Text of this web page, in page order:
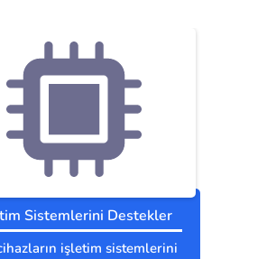
Sistemlerini Destekler
işletim sistemlerini